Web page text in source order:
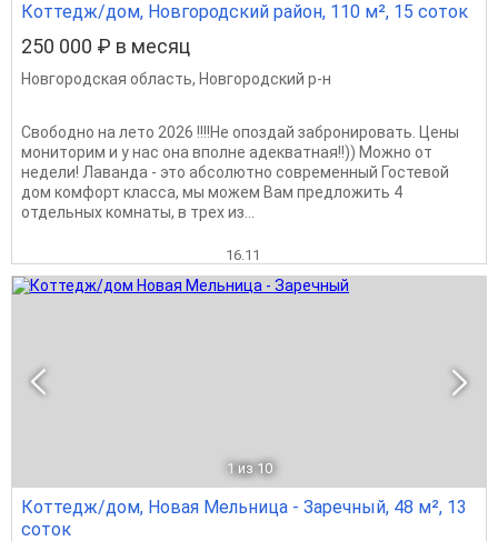
Коттедж/дом, Новгородский район, 110 м², 15 соток
250 000 ₽ в месяц
Новгородская область, Новгородский р-н
Свободно на лето 2026 !!!!Не опоздай забронировать. Цены
мониторим и у нас она вполне адекватная!!)) Можно от
недели! Лаванда - это абсолютно современный Гостевой
дом комфорт класса, мы можем Вам предложить 4
отдельных комнаты, в трех из...
16.11
1 из 10
Коттедж/дом, Новая Мельница - Заречный, 48 м², 13
соток